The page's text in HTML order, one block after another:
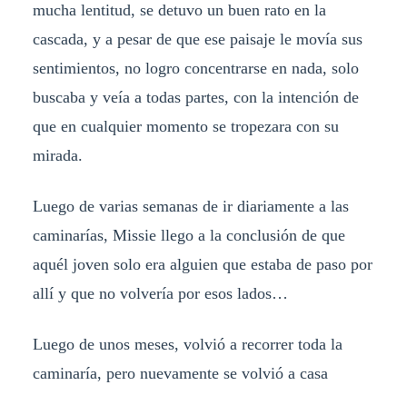
mucha lentitud, se detuvo un buen rato en la
cascada, y a pesar de que ese paisaje le movía sus
sentimientos, no logro concentrarse en nada, solo
buscaba y veía a todas partes, con la intención de
que en cualquier momento se tropezara con su
mirada.
Luego de varias semanas de ir diariamente a las
caminarías, Missie llego a la conclusión de que
aquél joven solo era alguien que estaba de paso por
allí y que no volvería por esos lados…
Luego de unos meses, volvió a recorrer toda la
caminaría, pero nuevamente se volvió a casa